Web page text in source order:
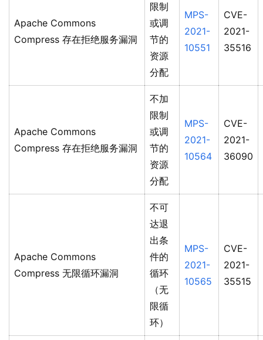
Apache Commons
Compress 存在拒绝服务漏洞
限制
或调
节的
资源
分配
MPS-
2021-
10551
CVE-
2021-
35516
Apache Commons
Compress 存在拒绝服务漏洞
不加
限制
或调
节的
资源
分配
MPS-
2021-
10564
CVE-
2021-
36090
Apache Commons
Compress 无限循环漏洞
不可
达退
出条
件的
循环
（无
限循
环）
MPS-
2021-
10565
CVE-
2021-
35515